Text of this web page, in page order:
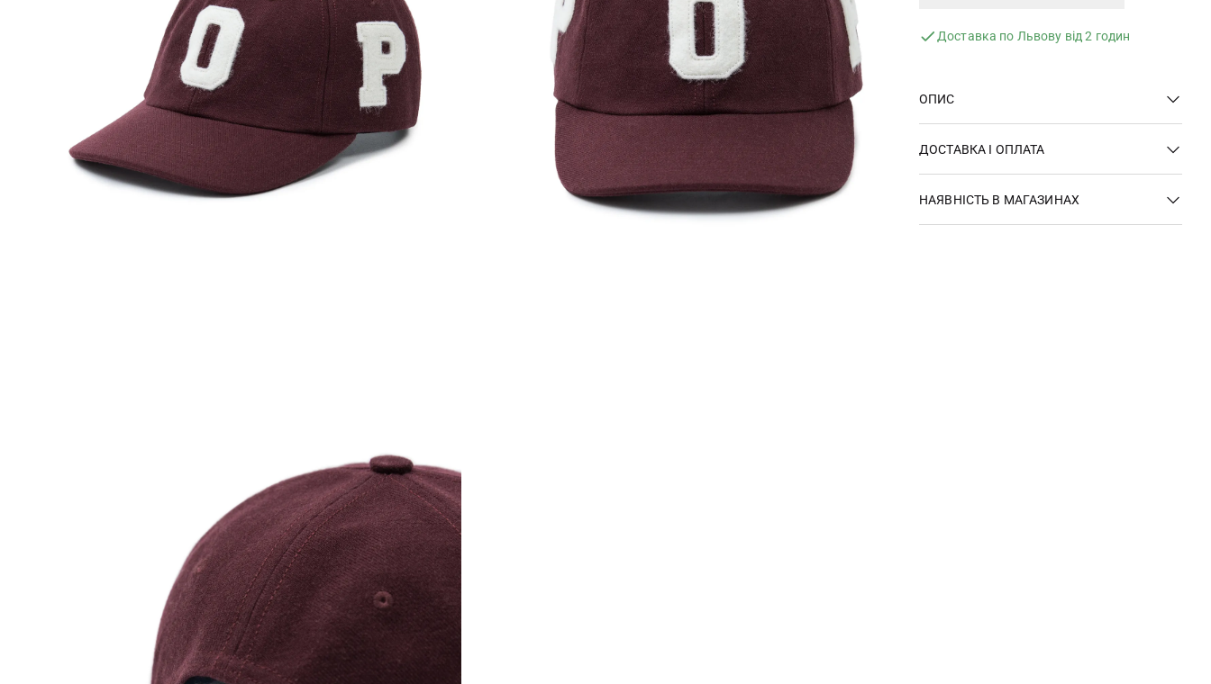
Доставка по Львову від 2 годин
ОПИС
ДОСТАВКА І ОПЛАТА
НАЯВНІСТЬ В МАГАЗИНАХ